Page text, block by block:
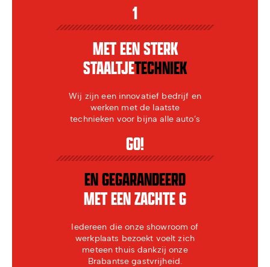
1
MET EEN STERK
STAALTJETECHNIEK
Wij zijn een innovatief bedrijf en
werken met de laatste
technieken voor bijna alle auto’s
GO!
EN GEGARANDEERD
MET EEN ZACHTE G
Iedereen die onze showroom of
werkplaats bezoekt voelt zich
meteen thuis dankzij onze
Brabantse gastvrijheid.